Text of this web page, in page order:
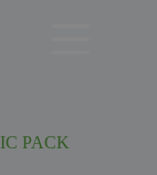
PACK